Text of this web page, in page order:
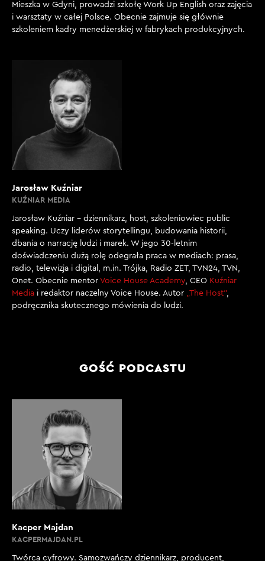
Mieszka w Gdyni, prowadzi szkołę Work Up English oraz zajęcia
i warsztaty w całej Polsce. Obecnie zajmuje się głównie
szkoleniem kadry menedżerskiej w fabrykach produkcyjnych.
Jarosław Kuźniar
KUŹNIAR MEDIA
Jarosław Kuźniar – dziennikarz, host, szkoleniowiec public
speaking. Uczy liderów storytellingu, budowania historii,
dbania o narrację ludzi i marek. W jego 30-letnim
doświadczeniu dużą rolę odegrała praca w mediach: prasa,
radio, telewizja i digital, m.in. Trójka, Radio ZET, TVN24, TVN,
Onet. Obecnie mentor Voice House Academy, CEO Kuźniar
Media i redaktor naczelny Voice House. Autor „The Host”,
podręcznika skutecznego mówienia do ludzi.
GOŚĆ PODCASTU
Kacper Majdan
KACPERMAJDAN.PL
Twórca cyfrowy. Samozwańczy dziennikarz, producent,